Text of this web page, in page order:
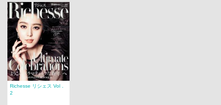
Richesse リシェス Vol．
2